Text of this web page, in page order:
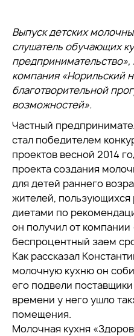
Выпуск детских
слушатель обучающих
компания «Норильский
благотворительной
возможностей».
Частный
стал победителем
проектов весной 2014
проекта создания
для детей раннего
жителей,
диетами по
он получил от компании
беспроцентный заем
Как рассказал
молочную кухню он
его подвели
времени у него ушло
помещения.
Молочная кухня